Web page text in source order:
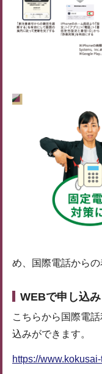
め、国際電話からの
WEBで申し込み
こちらから国際電
込みができます。
https://